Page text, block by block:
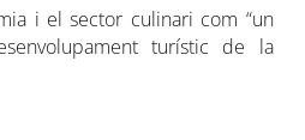
i el sector culinari com “un
turístic de la